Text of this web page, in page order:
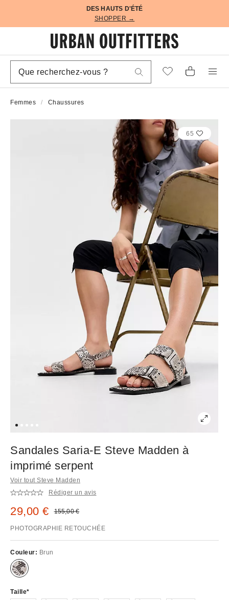
DES HAUTS D'ÉTÉ
SHOPPER →
Femmes Chaussures
65
Sandales Saria-E Steve Madden à
imprimé serpent
Voir tout Steve Madden
Rédiger un avis
Prix remisé :
29,00 € Prix d'origine :
155,00 €
PHOTOGRAPHIE RETOUCHÉE
Couleur: Brun
Taille